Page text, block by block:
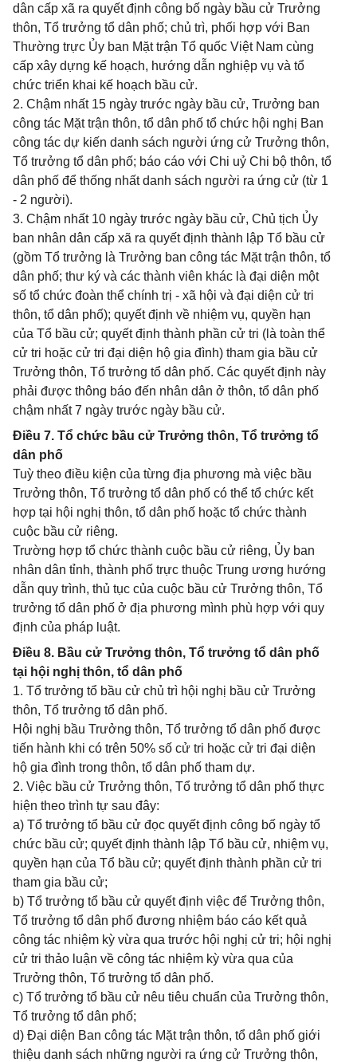
dân cấp xã ra quyết định công bố ngày bầu cử Trưởng
thôn, Tổ trưởng tổ dân phố; chủ trì, phối hợp với Ban
Thường trực Ủy ban Mặt trận Tổ quốc Việt Nam cùng
cấp xây dựng kế hoạch, hướng dẫn nghiệp vụ và tổ
chức triển khai kế hoạch bầu cử.
2. Chậm nhất 15 ngày trước ngày bầu cử, Trưởng ban
công tác Mặt trận thôn, tổ dân phố tổ chức hội nghị Ban
công tác dự kiến danh sách người ứng cử Trưởng thôn,
Tổ trưởng tổ dân phố; báo cáo với Chi uỷ Chi bộ thôn, tổ
dân phố để thống nhất danh sách người ra ứng cử (từ 1
- 2 người).
3. Chậm nhất 10 ngày trước ngày bầu cử, Chủ tịch Ủy
ban nhân dân cấp xã ra quyết định thành lập Tổ bầu cử
(gồm Tổ trưởng là Trưởng ban công tác Mặt trận thôn, tổ
dân phố; thư ký và các thành viên khác là đại diện một
số tổ chức đoàn thể chính trị - xã hội và đại diện cử tri
thôn, tổ dân phố); quyết định về nhiệm vụ, quyền hạn
của Tổ bầu cử; quyết định thành phần cử tri (là toàn thể
cử tri hoặc cử tri đại diện hộ gia đình) tham gia bầu cử
Trưởng thôn, Tổ trưởng tổ dân phố. Các quyết định này
phải được thông báo đến nhân dân ở thôn, tổ dân phố
chậm nhất 7 ngày trước ngày bầu cử.
Điều 7. Tổ chức bầu cử Trưởng thôn, Tổ trưởng tổ
dân phố
Tuỳ theo điều kiện của từng địa phương mà việc bầu
Trưởng thôn, Tổ trưởng tổ dân phố có thể tổ chức kết
hợp tại hội nghị thôn, tổ dân phố hoặc tổ chức thành
cuộc bầu cử riêng.
Trường hợp tổ chức thành cuộc bầu cử riêng, Ủy ban
nhân dân tỉnh, thành phố trực thuộc Trung ương hướng
dẫn quy trình, thủ tục của cuộc bầu cử Trưởng thôn, Tổ
trưởng tổ dân phố ở địa phương mình phù hợp với quy
định của pháp luật.
Điều 8. Bầu cử Trưởng thôn, Tổ trưởng tổ dân phố
tại hội nghị thôn, tổ dân phố
1. Tổ trưởng tổ bầu cử chủ trì hội nghị bầu cử Trưởng
thôn, Tổ trưởng tổ dân phố.
Hội nghị bầu Trưởng thôn, Tổ trưởng tổ dân phố được
tiến hành khi có trên 50% số cử tri hoặc cử tri đại diện
hộ gia đình trong thôn, tổ dân phố tham dự.
2. Việc bầu cử Trưởng thôn, Tổ trưởng tổ dân phố thực
hiện theo trình tự sau đây:
a) Tổ trưởng tổ bầu cử đọc quyết định công bố ngày tổ
chức bầu cử; quyết định thành lập Tổ bầu cử, nhiệm vụ,
quyền hạn của Tổ bầu cử; quyết định thành phần cử tri
tham gia bầu cử;
b) Tổ trưởng tổ bầu cử quyết định việc để Trưởng thôn,
Tổ trưởng tổ dân phố đương nhiệm báo cáo kết quả
công tác nhiệm kỳ vừa qua trước hội nghị cử tri; hội nghị
cử tri thảo luận về công tác nhiệm kỳ vừa qua của
Trưởng thôn, Tổ trưởng tổ dân phố.
c) Tổ trưởng tổ bầu cử nêu tiêu chuẩn của Trưởng thôn,
Tổ trưởng tổ dân phố;
d) Đại diện Ban công tác Mặt trận thôn, tổ dân phố giới
thiệu danh sách những người ra ứng cử Trưởng thôn,